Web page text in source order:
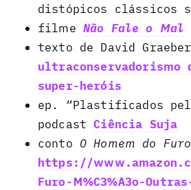
distópicos clássicos
filme Não Fale o Mal
texto de David
ultraconservadorismo
super-heróis
ep. “Plastificados
podcastCiência Suja
conto O Homem do
https://
Furo-M%C3%A3o-